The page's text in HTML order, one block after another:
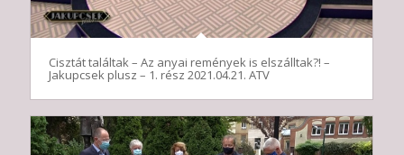
Cisztát találtak – Az anyai remények is elszálltak?! –
Jakupcsek plusz – 1. rész 2021.04.21. ATV